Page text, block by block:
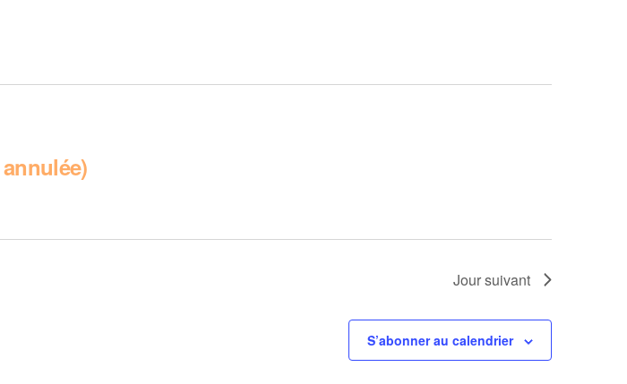
Jour suivant
S’abonner au calendrier